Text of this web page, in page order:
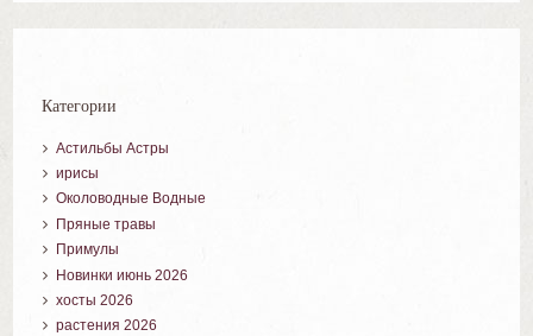
Категории
Астильбы Астры
ирисы
Околоводные Водные
Пряные травы
Примулы
Новинки июнь 2026
хосты 2026
растения 2026